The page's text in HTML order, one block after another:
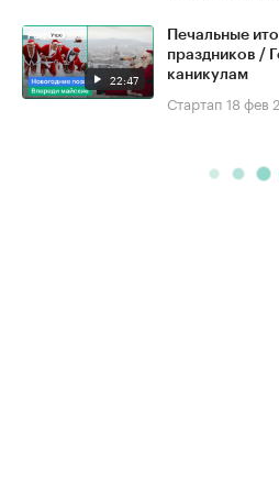
22:47
Печальные
праздников /
каникулам
Стартап 18 фев